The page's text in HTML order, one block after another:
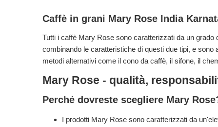
Caffè in grani Mary Rose India
Tutti i caffè Mary Rose sono caratterizzati da un grado
combinando le caratteristiche di questi due tipi, e
metodi alternativi come il cono da caffè, il sifone, il
Mary Rose - qualità,
Perché dovreste scegliere Mary
I prodotti Mary Rose sono caratterizzati da